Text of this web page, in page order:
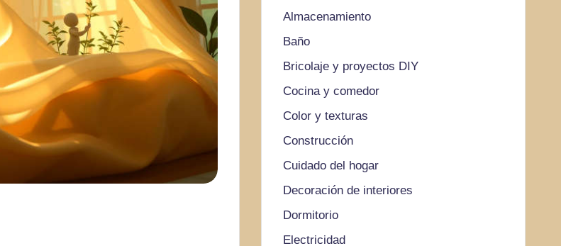
Almacenamiento
Baño
Bricolaje y proyectos DIY
Cocina y comedor
Color y texturas
Construcción
Cuidado del hogar
Decoración de interiores
Dormitorio
Electricidad